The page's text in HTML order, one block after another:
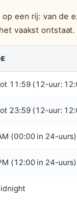
een rij: van de
vaakst ontstaat.
11:59 (12-uur:
23:59 (12-uur:
(00:00 in 24-uurs)
(12:00 in 24-uurs)